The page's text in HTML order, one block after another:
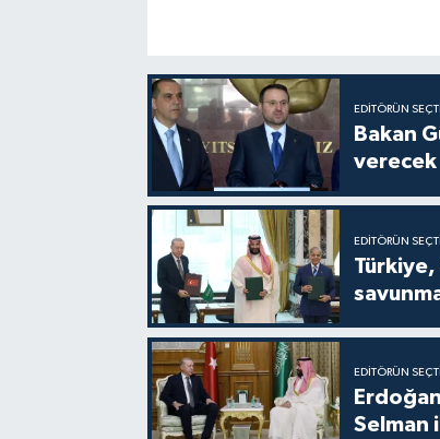
EDITÖRÜN
Bakan
verecek
EDITÖRÜN
EDITÖRÜN
Selman